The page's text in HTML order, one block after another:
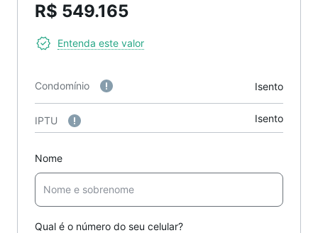
R$ 549.165
Entenda este valor
Condomínio Isento
IPTU Isento
Nome
Qual é o número do seu celular?